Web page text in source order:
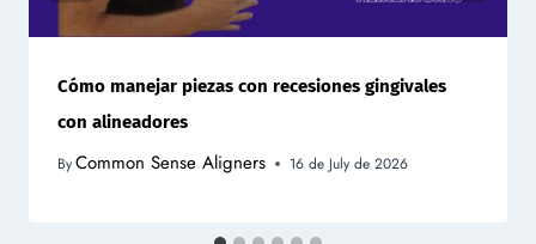
Cómo manejar piezas con recesiones gingivales
con alineadores
ByCommon Sense Aligners 16 de July de 2026